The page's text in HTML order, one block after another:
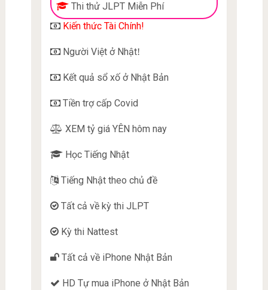
Thi thử JLPT Miễn Phí
Kiến thức Tài Chính!
Người Việt ở Nhật!
Kết quả sổ xố ở Nhật Bản
Tiền trợ cấp Covid
XEM tỷ giá YÊN hôm nay
Học Tiếng Nhật
Tiếng Nhật theo chủ đề
Tất cả về kỳ thi JLPT
Kỳ thi Nattest
Tất cả về iPhone Nhật Bản
HD Tự mua iPhone ở Nhật Bản